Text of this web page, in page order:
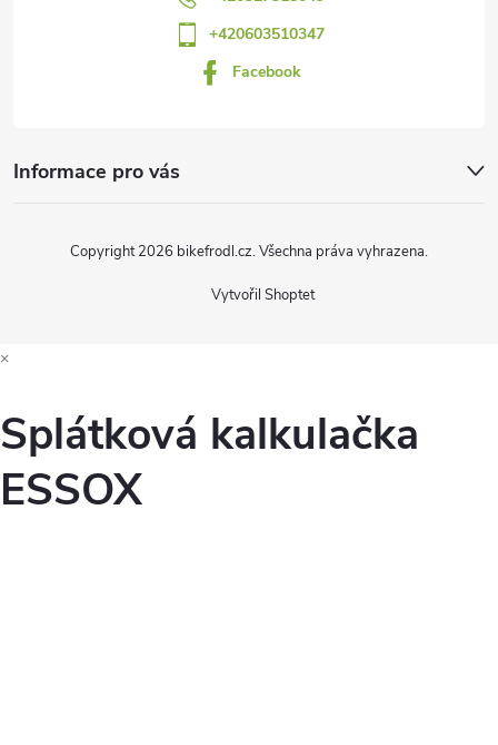
+420603510347
Facebook
Informace pro vás
Vytvořil Shoptet
Copyright 2026 bikefrodl.cz. Všechna práva vyhrazena.
×
Splátková kalkulačka
ESSOX